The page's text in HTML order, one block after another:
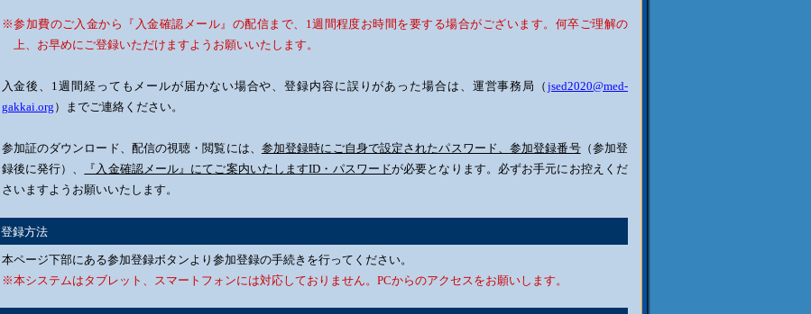
※参加費のご入金から『入金確認メール』の配信まで、1週間程度お時間を要する場合がございます。何卒ご理解の
上、お早めにご登録いただけますようお願いいたします。
入金後、1週間経ってもメールが届かない場合や、登録内容に誤りがあった場合は、運営事務局（ jsed2020@med-
gakkai.org ）までご連絡ください。
参加証のダウンロード、配信の視聴・閲覧には、 参加登録時にご自身で設定されたパスワード、参加登録番号（参加登
録後に発行）、
『入金確認メール』にてご案内いたしますID・パスワードが必要となります。必ずお手元にお控えくだ
さいますようお願いいたします。
登録方法
本ページ下部にある参加登録ボタンより参加登録の手続きを行ってください。
※本システムはタブレット、スマートフォンには対応しておりません。PCからのアクセスをお願いします。